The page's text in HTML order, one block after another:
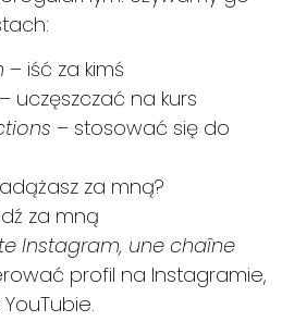
– iść za kimś
– uczęszczać na kurs
– stosować się do
za mną?
za mną
Instagram, une chaîne
profil na Instagramie,